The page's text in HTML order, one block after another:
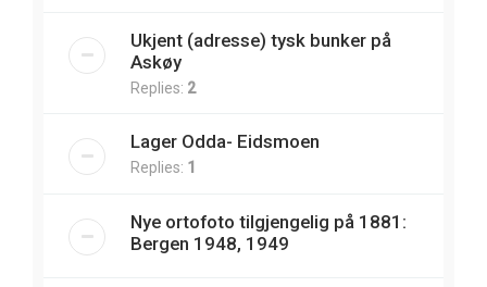
Ukjent (adresse) tysk bunker på
Askøy
Replies: 2
Lager Odda- Eidsmoen
Replies: 1
Nye ortofoto tilgjengelig på 1881:
Bergen 1948, 1949